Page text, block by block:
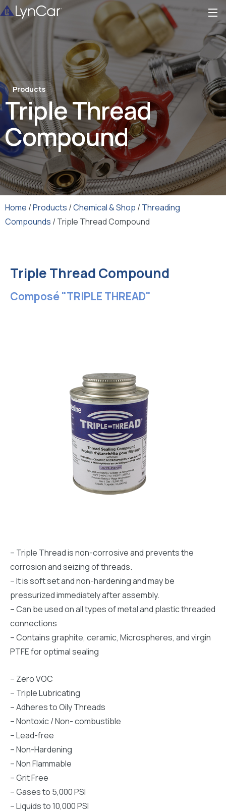
Products
Triple Thread
Compound
Home /Products /Chemical & Shop / Threading
Compounds / Triple Thread Compound
Triple Thread Compound
Composé "TRIPLE THREAD"
– Triple Thread is non-corrosive and prevents the
corrosion and seizing of threads.
– It is soft set and non-hardening and may be
pressurized immediately after assembly.
– Can be used on all types of metal and plastic threaded
connections
– Contains graphite, ceramic, Microspheres, and virgin
PTFE for optimal sealing
– Zero VOC
– Triple Lubricating
– Adheres to Oily Threads
– Nontoxic / Non- combustible
– Lead-free
– Non-Hardening
– Non Flammable
– Grit Free
– Gases to 5,000 PSI
– Liquids to 10,000 PSI